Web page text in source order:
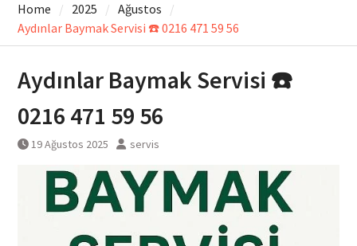
Home 2025
Ağustos
Aydınlar Baymak Servisi ☎️ 0216 471 59 56
Aydınlar Baymak Servisi ☎️
0216 471 59 56
19 Ağustos 2025 servis